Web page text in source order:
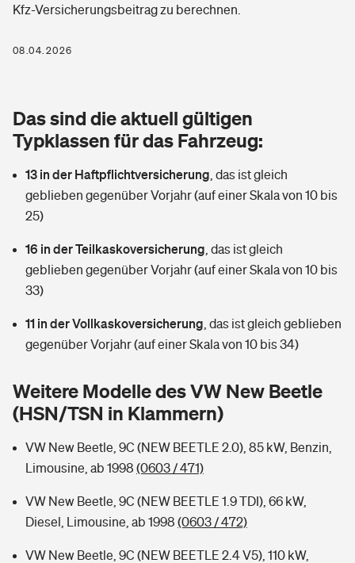
Rentenrechner: Wie viel Geld bekomme ich im Alter?
Wer versichert was: Jetzt Versicherer finden
Sie haben Fragen?
Photovoltaik
Wärmepumpen versichern
Vermieterrrechtsschutz
Mietkautionsversicherung
Restkreditversicherung
Zur Übersicht
Wer versichert was: Jetzt Versicherer finden
Sie haben Fragen?
Kinderunfall­ver­si­che­rung
Reiseversicherung
Handyversicherung
Musikinstrumentenversicherung
Zur Übersicht
Tools
Kinderunfall-Check: Mehr Sicherheit für deine Kids
Private Krankenversicherung
Tierkrankenversicherung
Zur Übersicht
Wer versichert was: Jetzt Versicherer finden
Sie haben Fragen?
Kfz-Versicherungsbeitrag zu berechnen.
08.04.2026
Das sind die aktuell gültigen
Typklassen für das Fahrzeug:
13 in der Haftpflichtversicherung das ist gleich
geblieben gegenüber Vorjahr (auf einer Skala von 10 bis
25)
16 in der Teilkaskoversicherung das ist gleich
geblieben gegenüber Vorjahr (auf einer Skala von 10 bis
33)
11 in der Vollkaskoversicherung das ist gleich geblieben
gegenüber Vorjahr (auf einer Skala von 10 bis 34)
Weitere Modelle des VW New Beetle
(HSN/TSN in Klammern)
VW New Beetle, 9C (NEW BEETLE 2.0), 85 kW, Benzin,
Limousine, ab 1998 (0603 / 471)
VW New Beetle, 9C (NEW BEETLE 1.9 TDI), 66 kW,
Diesel, Limousine, ab 1998 (0603 / 472)
VW New Beetle, 9C (NEW BEETLE 2.4 V5), 110 kW,